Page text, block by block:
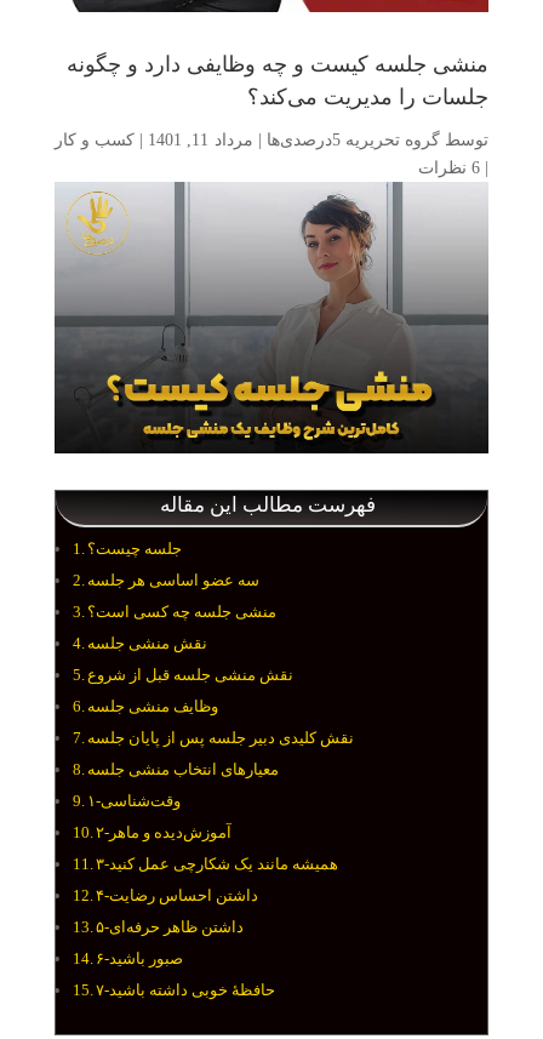
منشی جلسه کیست و چه وظایفی دارد و چگونه
جلسات را مدیریت می‌کند؟
توسط گروه تحریریه 5درصدی‌ها مرداد 11, 1401
کسب و کار
6 نظرات
فهرست مطالب این مقاله
جلسه چیست؟
سه عضو اساسی هر جلسه
منشی جلسه چه کسی است؟
نقش منشی جلسه
نقش منشی جلسه قبل از شروع
وظایف منشی جلسه
نقش کلیدی دبیر جلسه پس از پایان جلسه
معیارهای انتخاب منشی جلسه
۱-وقت‌شناسی
۲-آموزش‌دیده و ماهر
۳-همیشه مانند یک شکارچی عمل کنید
۴-داشتن احساس رضایت
۵-داشتن ظاهر حرفه‌ای
۶-صبور باشید
۷-حافظهٔ خوبی داشته باشید